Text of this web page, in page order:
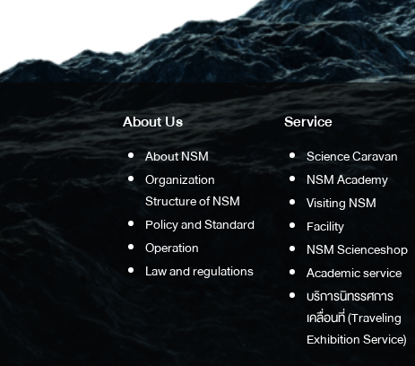
About Us
About NSM
Organization
Structure of NSM
Policy and Standard
Operation
Law and regulations
Service
Science Caravan
NSM Academy
Visiting NSM
Facility
NSM Scienceshop
Academic service
บริการนิทรรศการ
เคลื่อนที่ (Traveling
Exhibition Service)